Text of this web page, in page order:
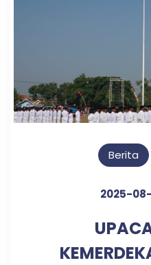
Berita
2025-08-